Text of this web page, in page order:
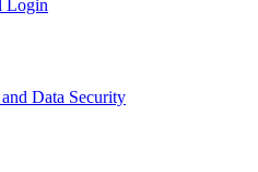
Login
Data Security